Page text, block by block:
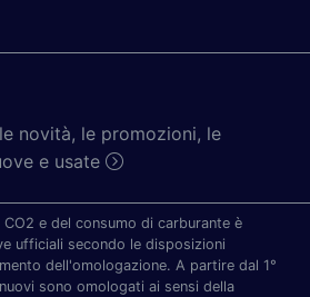
novità, le promozioni, le
e usate
e del consumo di carburante è
ufficiali secondo le disposizioni
dell'omologazione. A partire dal 1°
sono omologati ai sensi della